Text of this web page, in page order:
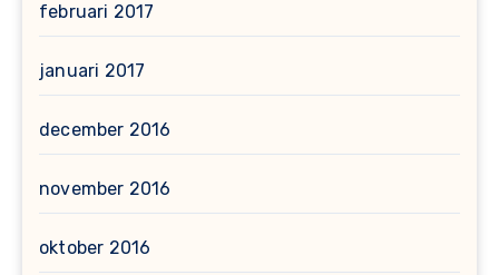
februari 2017
januari 2017
december 2016
november 2016
oktober 2016